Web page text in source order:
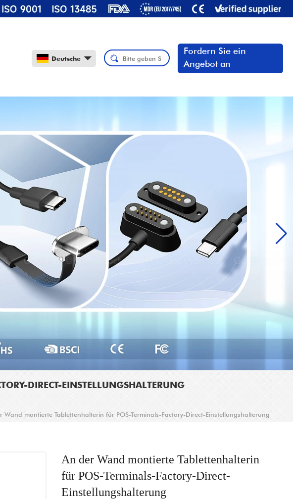
Deutsche
Fordern Sie ein
Angebot an
DIRECT-EINSTELLUNGSHALTERUNG
Wand montierte Tablettenhalterin für POS-Terminals-Factory-Direct-Einstellungshalterung
An der Wand montierte Tablettenhalterin
für POS-Terminals-Factory-Direct-
Einstellungshalterung